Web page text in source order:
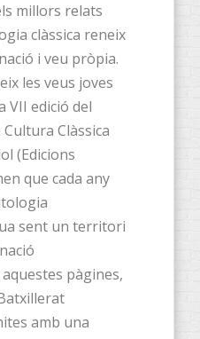
millors relats
clàssica reneix
i veu pròpia.
les veus joves
VII edició del
Clàssica
(Edicions
que cada any
sent un territori
pàgines,
amb una